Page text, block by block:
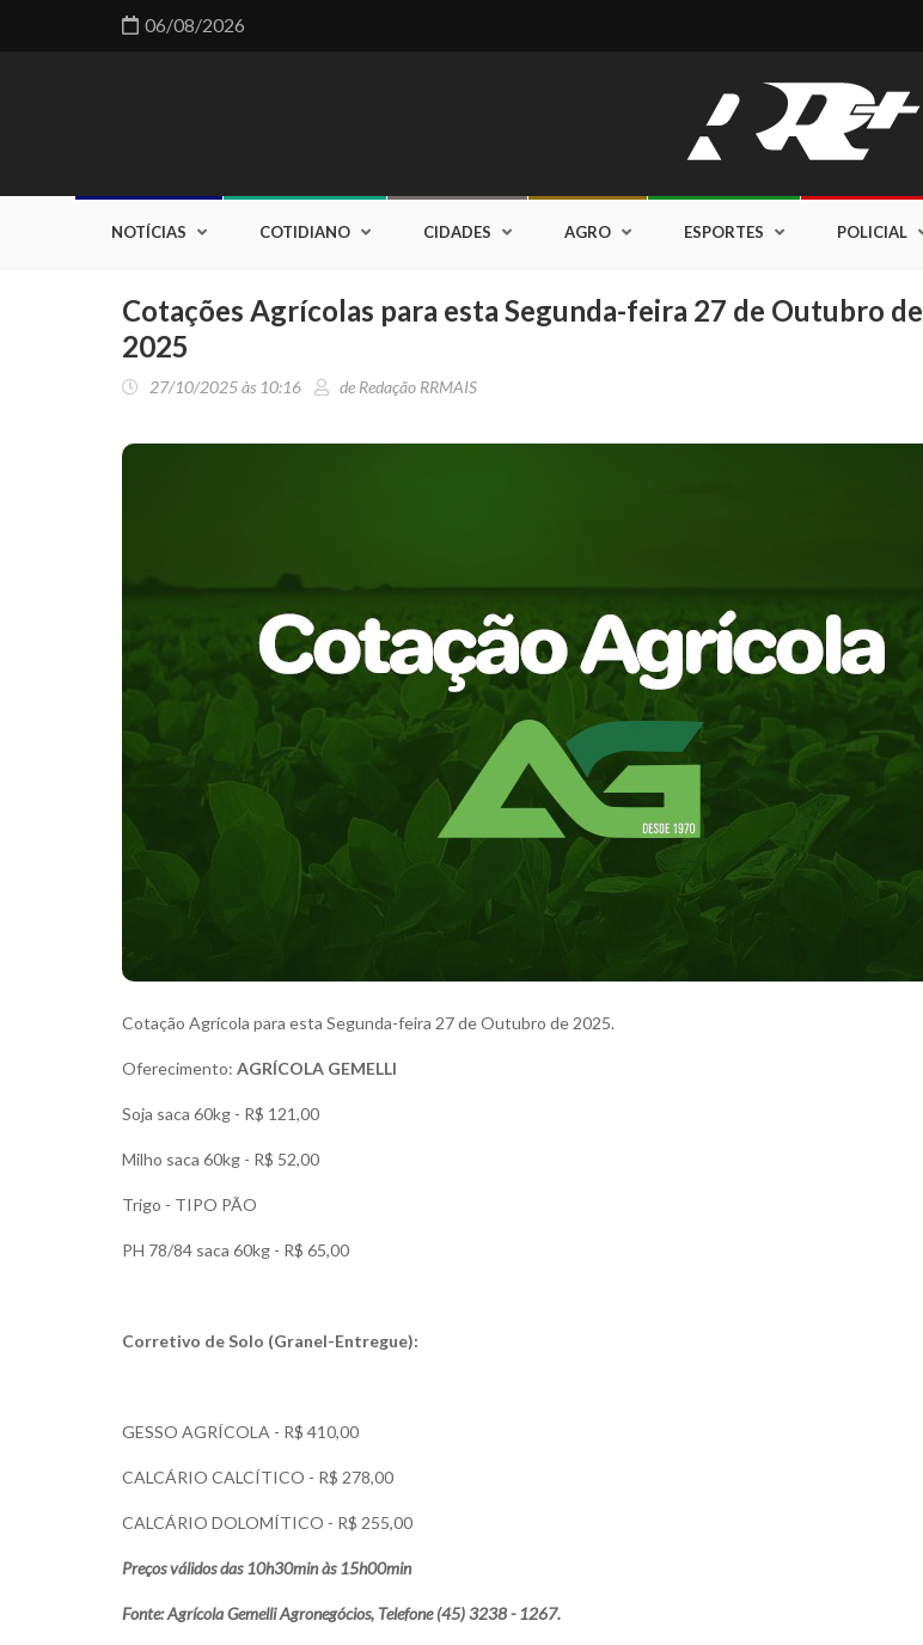
06/08/2026
NOTÍCIAS COTIDIANO CIDADES AGRO ESPORTES POLICIAL
Cotações Agrícolas para esta Segunda-feira 27 de Outubro de
2025
27/10/2025 às 10:16 de Redação RRMAIS
Cotação Agrícola para esta Segunda-feira 27 de Outubro de 2025.
Oferecimento: AGRÍCOLA GEMELLI
Soja saca 60kg - R$ 121,00
Milho saca 60kg - R$ 52,00
Trigo - TIPO PÃO
PH 78/84 saca 60kg - R$ 65,00
Corretivo de Solo (Granel-Entregue):
GESSO AGRÍCOLA - R$ 410,00
CALCÁRIO CALCÍTICO - R$ 278,00
CALCÁRIO DOLOMÍTICO - R$ 255,00
Preços válidos das 10h30min às 15h00min
Fonte: Agrícola Gemelli Agronegócios, Telefone (45) 3238 - 1267.